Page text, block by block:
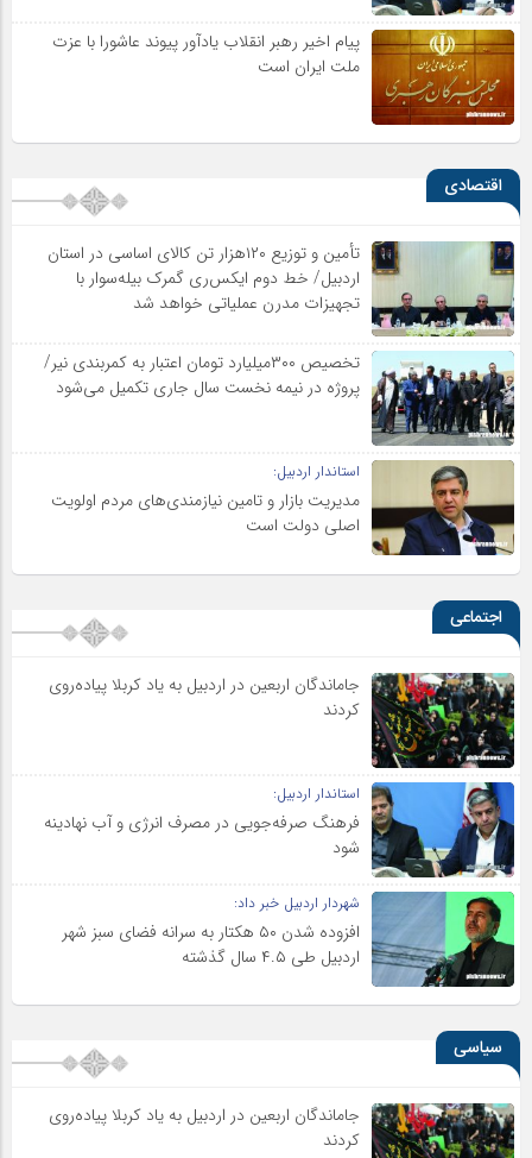
پیام اخیر رهبر انقلاب یادآور پیوند عاشورا با عزت
ملت ایران است
اقتصادی
تأمین و توزیع ۱۲۰هزار تن کالای اساسی در استان
اردبیل/ خط دوم ایکس‌ری گمرک بیله‌سوار با
تجهیزات مدرن عملیاتی خواهد شد
تخصیص ۳۰۰میلیارد تومان اعتبار به کمربندی نیر/
پروژه در نیمه نخست سال جاری تکمیل می‌شود
استاندار اردبیل:
مدیریت بازار و تامین نیازمندی‌های مردم اولویت‌
اصلی دولت است
اجتماعی
جاماندگان اربعین در اردبیل به یاد کربلا پیاده‌روی
کردند
استاندار اردبیل:
فرهنگ صرفه‌جویی در مصرف انرژی و آب نهادینه
شود
شهردار اردبیل خبر داد:
افزوده شدن ۵۰ هکتار به سرانه فضای سبز شهر
اردبیل طی ۴.۵ سال گذشته
سیاسی
جاماندگان اربعین در اردبیل به یاد کربلا پیاده‌روی
کردند